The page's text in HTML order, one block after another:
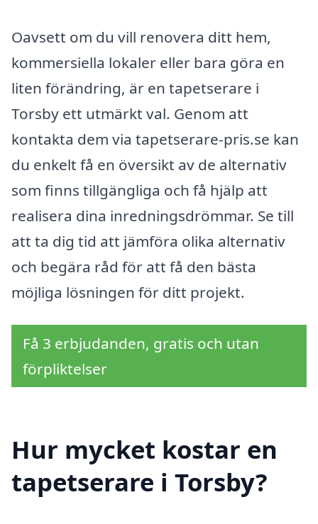
Oavsett om du vill renovera ditt hem,
kommersiella lokaler eller bara göra en
liten förändring, är en tapetserare i
Torsby ett utmärkt val. Genom att
kontakta dem via tapetserare-pris.se kan
du enkelt få en översikt av de alternativ
som finns tillgängliga och få hjälp att
realisera dina inredningsdrömmar. Se till
att ta dig tid att jämföra olika alternativ
och begära råd för att få den bästa
möjliga lösningen för ditt projekt.
Få 3 erbjudanden, gratis och utan
förpliktelser
Hur mycket kostar en
tapetserare i Torsby?